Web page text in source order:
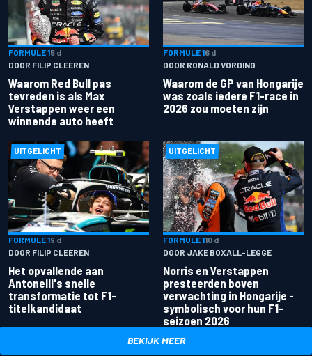
FORMULE 15 d
DOOR FILIP CLEEREN
Waarom Red Bull pas
tevreden is als Max
Verstappen weer een
winnende auto heeft
FORMULE 16 d
DOOR RONALD VORDING
Waarom de GP van Hongarije
was zoals iedere F1-race in
2026 zou moeten zijn
UITGELICHT
FORMULE 19 d
DOOR FILIP CLEEREN
Het opvallende aan
Antonelli's snelle
transformatie tot F1-
titelkandidaat
UITGELICHT
FORMULE 110 d
DOOR JAKE BOXALL-LEGGE
Norris en Verstappen
presteerden boven
verwachting in Hongarije -
symbolisch voor hun F1-
seizoen 2026
BEKIJK MEER